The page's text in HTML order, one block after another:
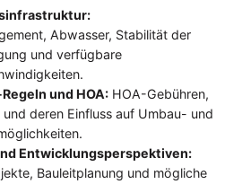
Abwasser, Stabilität der
und verfügbare
und HOA: HOA-Gebühren,
und deren Einfluss auf Umbau- und
Entwicklungsperspektiven:
Bauleitplanung und mögliche